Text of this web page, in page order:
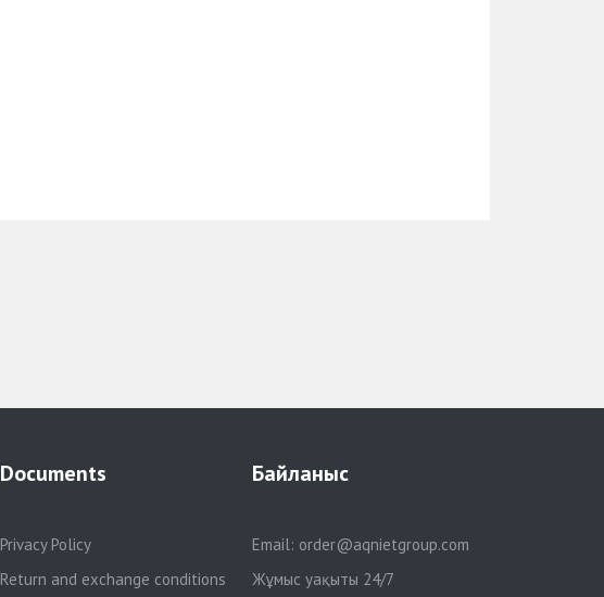
Documents
Privacy Policy
Return and exchange conditions
Байланыс
Email: order@aqnietgroup.com
Жұмыс уақыты 24/7